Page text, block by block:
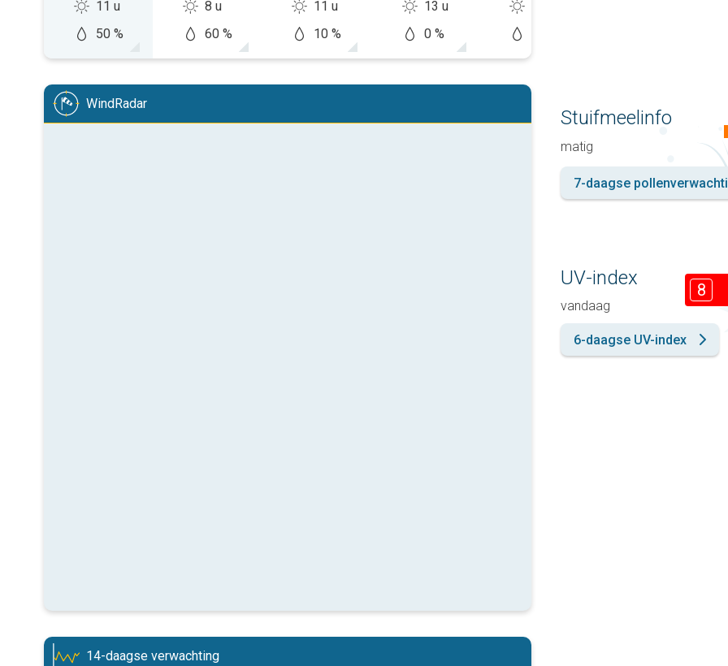
11 u
50 %
8 u
60 %
11 u
10 %
13 u
0 %
WindRadar
14-daagse verwachting
Stuifmeelinfo
matig
7-daagse
UV-index
vandaag
8
6-daagse UV-index